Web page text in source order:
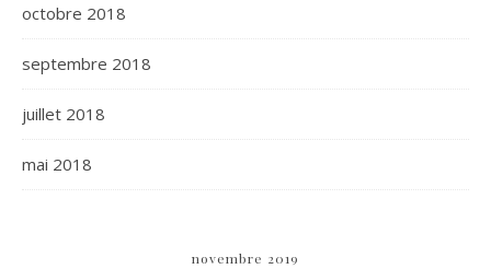
octobre 2018
septembre 2018
juillet 2018
mai 2018
novembre 2019